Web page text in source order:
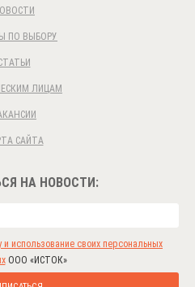
ПО ВЫБОРУ
ЛИЦАМ
САЙТА
НА НОВОСТИ:
и использование своих персональных
ООО «ИСТОК»